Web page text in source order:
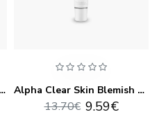
Alpha Balancing Cleanser 200ml Alpha Clear Skin Blemish Control Gel 20ml
9.59€
13.70€